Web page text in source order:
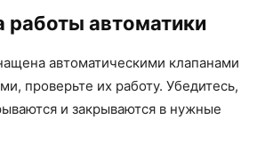
работы автоматики
автоматическими клапанами
проверьте их работу. Убедитесь,
и закрываются в нужные